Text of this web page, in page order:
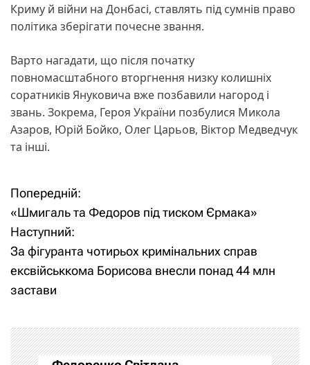
Криму й війни на Донбасі, ставлять під сумнів право
політика зберігати почесне звання.
Варто нагадати, що після початку
повномасштабного вторгнення низку колишніх
соратників Януковича вже позбавили нагород і
звань. Зокрема, Героя України позбулися Микола
Азаров, Юрій Бойко, Олег Царьов, Віктор Медведчук
та інші.
Н
а
в
і
а
Попередній:
«Шмигаль та Федоров під тиском Єрмака»
Наступний:
За фігуранта чотирьох кримінальних справ
ексвійськкома Борисова внесли понад 44 млн
застави